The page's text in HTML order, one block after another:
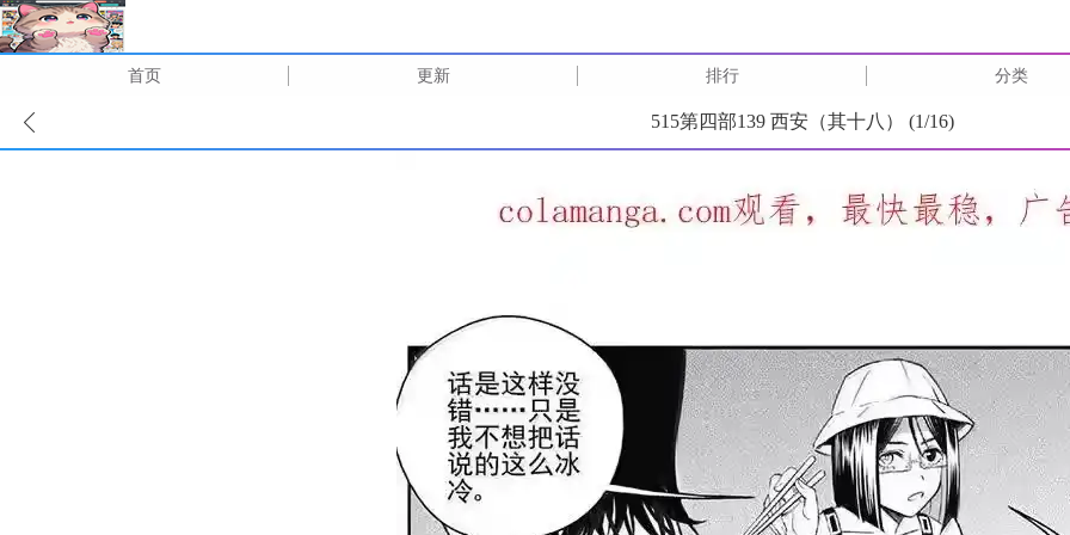
首页 更新 排行 分类
515第四部139 西安（其十八） (1/16)